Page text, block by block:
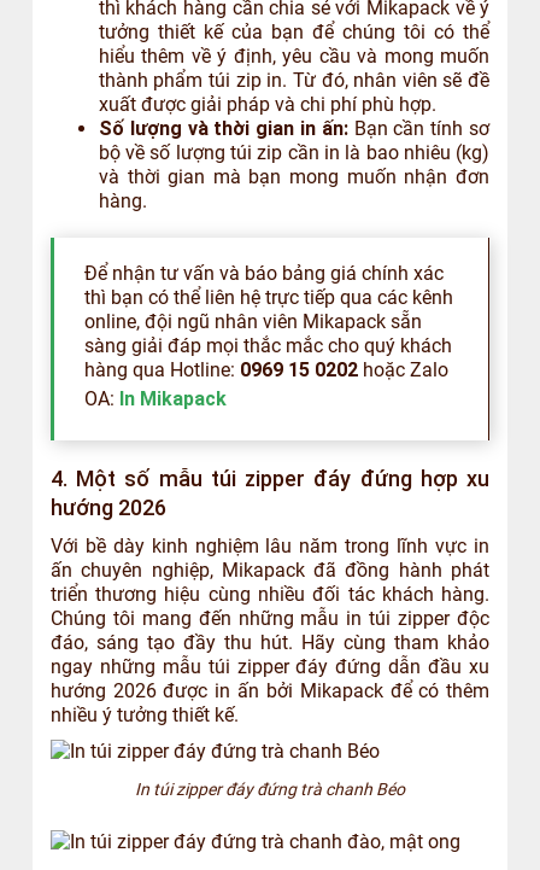
thì khách hàng cần chia sẻ với Mikapack về ý
tưởng thiết kế của bạn để chúng tôi có thể
hiểu thêm về ý định, yêu cầu và mong muốn
thành phẩm túi zip in. Từ đó, nhân viên sẽ đề
xuất được giải pháp và chi phí phù hợp.
Số lượng và thời gian in ấn:Bạn cần tính sơ
bộ về số lượng túi zip cần in là bao nhiêu (kg)
và thời gian mà bạn mong muốn nhận đơn
hàng.
Để nhận tư vấn và báo bảng giá chính xác
thì bạn có thể liên hệ trực tiếp qua các kênh
online, đội ngũ nhân viên Mikapack sẵn
sàng giải đáp mọi thắc mắc cho quý khách
hàng qua Hotline: 0969 15 0202 hoặc Zalo
OA: In Mikapack
4. Một số mẫu túi zipper đáy đứng hợp xu
hướng 2026
Với bề dày kinh nghiệm lâu năm trong lĩnh vực in
ấn chuyên nghiệp, Mikapack đã đồng hành phát
triển thương hiệu cùng nhiều đối tác khách hàng.
Chúng tôi mang đến những mẫu in túi zipper độc
đáo, sáng tạo đầy thu hút. Hãy cùng tham khảo
ngay những mẫu túi zipper đáy đứng dẫn đầu xu
hướng 2026 được in ấn bởi Mikapack để có thêm
nhiều ý tưởng thiết kế.
In túi zipper đáy đứng trà chanh Béo